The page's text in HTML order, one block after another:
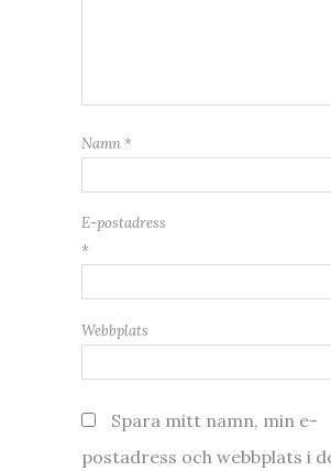
Namn *
E-postadress
*
Webbplats
Spara mitt namn, min e-
postadress och webbplats i